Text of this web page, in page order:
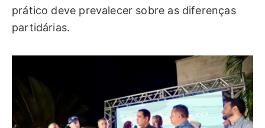
prático deve prevalecer sobre as diferenças
partidárias.